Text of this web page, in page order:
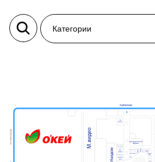
Категории
М.видео
Унидом
Дом
Попугаев
Парк
бабочек
Кеша
Батутный
центр
Крокодиловая
ферма
Виртуальная
Анор-Анор
Subway ФастВок
Burger
King